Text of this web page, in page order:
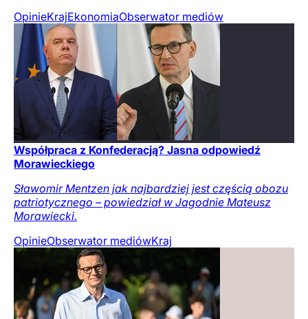
OpinieKrajEkonomiaObserwator mediów
Współpraca z Konfederacją? Jasna odpowiedź
Morawieckiego
Sławomir Mentzen jak najbardziej jest częścią obozu
patriotycznego – powiedział w Jagodnie Mateusz
Morawiecki.
OpinieObserwator mediówKraj